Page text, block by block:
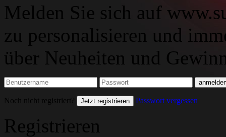
Melden Sie sich auf
zu personalisieren und
über Neuheiten und
Noch nicht registriert? Jetzt registrieren Passwort vergessen
Registrieren